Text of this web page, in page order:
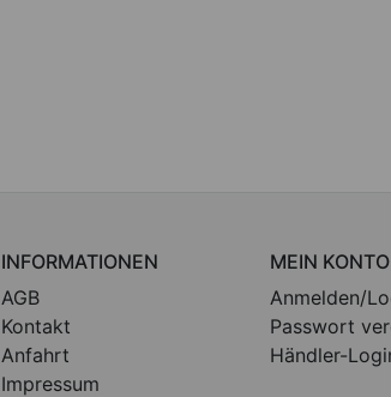
INFORMATIONEN
AGB
Kontakt
Anfahrt
Impressum
MEIN KONTO
Anmelden/
Passwort
Händler-